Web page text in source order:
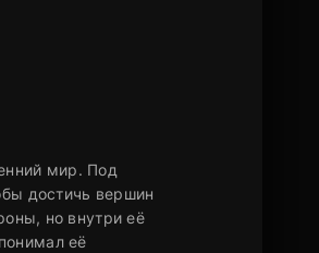
мир. Под
достичь вершин
но внутри её
её